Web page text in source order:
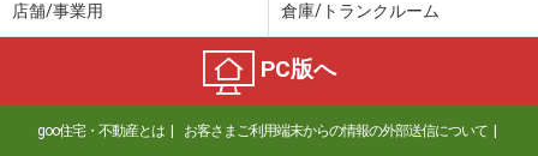
店舗/事業用 倉庫/トランクルーム
PC版へ
goo住宅・不動産とは お客さまご利用端末からの情報の外部送信について